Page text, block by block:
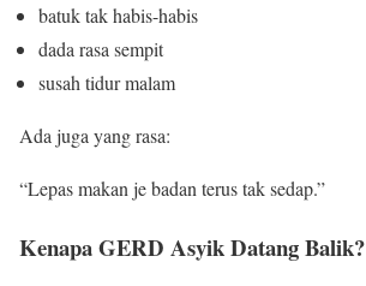
batuk tak habis-habis
dada rasa sempit
susah tidur malam
Ada juga yang rasa:
“Lepas makan je badan terus tak sedap.”
Kenapa GERD Asyik Datang Balik?